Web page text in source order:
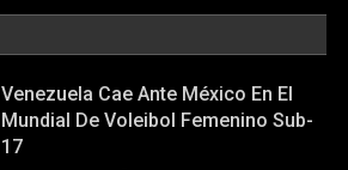
Venezuela Cae Ante México En El
Mundial De Voleibol Femenino Sub-
17